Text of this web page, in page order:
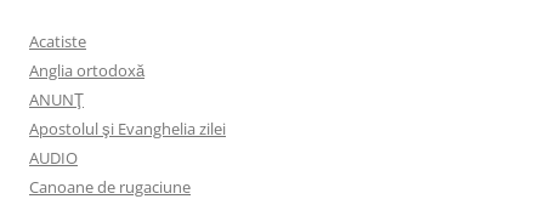
Acatiste
Anglia ortodoxă
ANUNŢ
Apostolul şi Evanghelia zilei
AUDIO
Canoane de rugaciune